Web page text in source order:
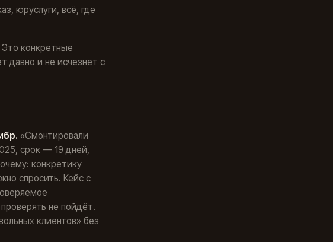
юруслуги, всё, где
конкретные
давно и не исчезнет с
«Смонтировали
срок — 19 дней,
конкретику
спросить. Кейс с
не пойдёт.
клиентов» без